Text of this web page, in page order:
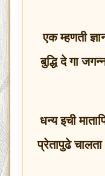
एक म्हणती
बुद्धि दे गा
धन्य इची
प्रेतापुढे